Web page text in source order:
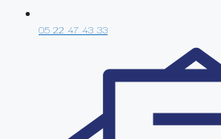
05 22 47 43 33